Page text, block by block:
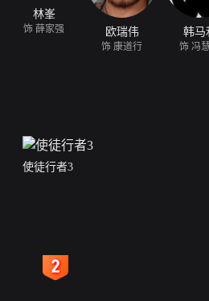
林峯
饰 薛家强 欧瑞伟
饰 康道行
韩马
饰 冯
使徒行者3